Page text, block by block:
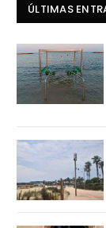
ÚLTIMAS